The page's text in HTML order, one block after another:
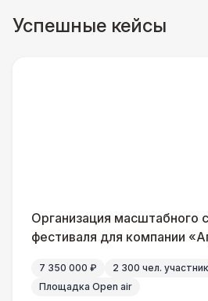
Успешные кейсы
Организация масштабного
фестиваля для компании
7 350 000 ₽ 2 300 чел.
Площадка Open air